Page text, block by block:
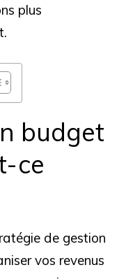
plus
budget
ce
de gestion
vos revenus